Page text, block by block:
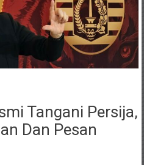
Tangani Persija,
Dan Pesan